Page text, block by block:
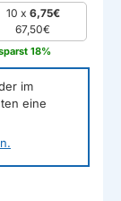
10 x 6,75€
67,50€
18%
im
eine